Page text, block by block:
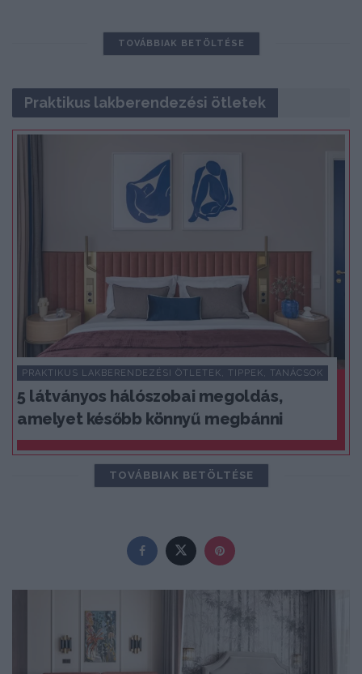
TOVÁBBIAK BETÖLTÉSE
Praktikus lakberendezési ötletek
PRAKTIKUS LAKBERENDEZÉSI ÖTLETEK, TIPPEK, TANÁCSOK
5 látványos hálószobai megoldás,
amelyet később könnyű megbánni
TOVÁBBIAK BETÖLTÉSE